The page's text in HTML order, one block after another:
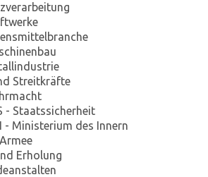
Streitkräfte
- Staatssicherheit
- Ministerium des Innern
Erholung